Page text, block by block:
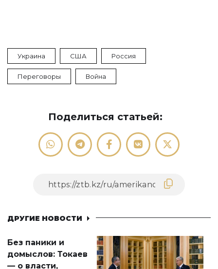
Украина США Россия
Переговоры Война
Поделиться статьей:
ДРУГИЕ НОВОСТИ
Без паники и
домыслов: Токаев
— о власти,